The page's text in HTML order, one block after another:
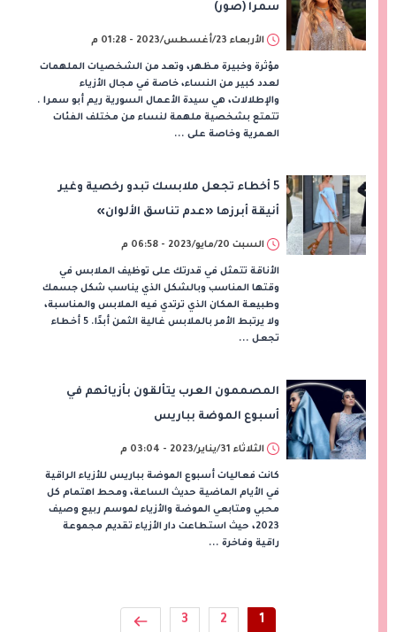
سمرا (صور)
الأربعاء 23/أغسطس/2023 - 01:28 م
مؤثرة وخبيرة مظهر، وتعد من الشخصيات الملهمات
لعدد كبير من النساء، خاصة في مجال الأزياء
والإطلالات، هي سيدة الأعمال السورية ريم أبو سمرا .
تتمتع بشخصية ملهمة لنساء من مختلف الفئات
العمرية وخاصة على ...
5 أخطاء تجعل ملابسك تبدو رخصية وغير
أنيقة أبرزها «عدم تناسق الألوان»
السبت 20/مايو/2023 - 06:58 م
الأناقة تتمثل في قدرتك على توظيف الملابس في
وقتها المناسب وبالشكل الذي يناسب شكل جسمك
وطبيعة المكان الذي ترتدي فيه الملابس والمناسبة،
ولا يرتبط الأمر بالملابس غالية الثمن أبدًا. 5 أخطاء
تجعل ...
المصممون العرب يتألقون بأزيائهم في
أسبوع الموضة بباريس
الثلاثاء 31/يناير/2023 - 03:04 م
كانت فعاليات أسبوع الموضة بباريس للأزياء الراقية
في الأيام الماضية حديث الساعة، ومحط اهتمام كل
محبي ومتابعي الموضة والأزياء لموسم ربيع وصيف
2023، حيث استطاعت دار الأزياء تقديم مجموعة
راقية وفاخرة ...
1
2
3